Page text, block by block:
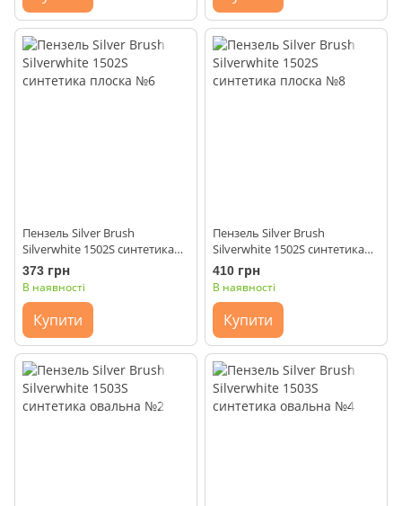
Пензель Silver Brush
Silverwhite 1502S синтетика
плоска №6
373 грн
В наявності
Купити
Пензель Silver Brush
Silverwhite 1502S синтетика
плоска №8
410 грн
В наявності
Купити